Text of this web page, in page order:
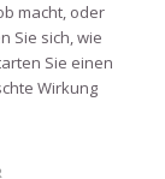
macht, oder
Sie sich, wie
Sie einen
Wirkung